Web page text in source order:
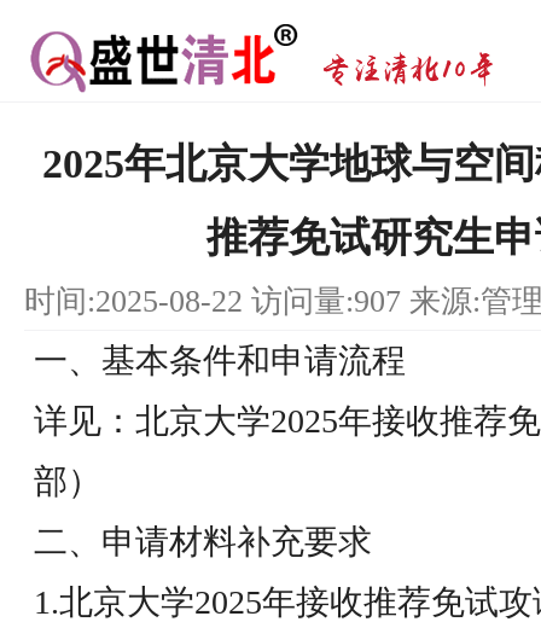
2025年北京大学地球与空
推荐免试研究生
时间:2025-08-22 访问量:907 来源:管
一、基本条件和申请流程
详见：北京大学2025年接收推荐
部）
二、申请材料补充要求
1.北京大学2025年接收推荐免试